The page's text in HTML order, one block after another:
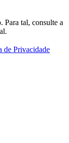
Para tal, consulte a
de Privacidade